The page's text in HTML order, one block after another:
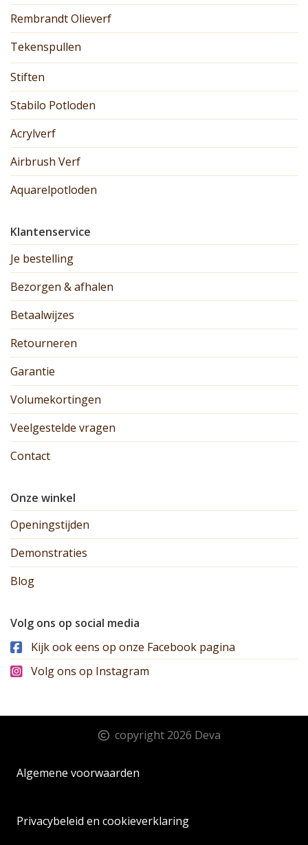
Rembrandt Olieverf
Tekenspullen
Stiften
Stabilo Potloden
Acrylverf
Airbrush Verf
Aquarelpotloden
Klantenservice
Je bestelling
Bezorgen & afhalen
Betaalwijzes
Retourneren
Garantie
Volumekortingen
Veelgestelde vragen
Contact
Onze winkel
Openingstijden
Demonstraties
Blog
Volg ons op social media
Kijk ook eens op onze Facebook pagina
Volg ons op Instagram
copyright 2026 Deva
Algemene voorwaarden
Privacybeleid en cookieverklaring